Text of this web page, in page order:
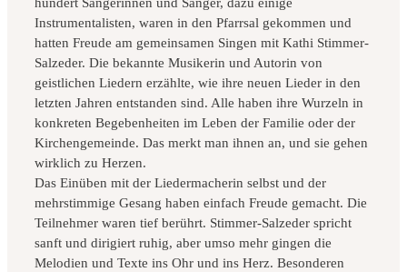
Instrumentalisten, waren in den Pfarrsal gekommen und
hatten Freude am gemeinsamen Singen mit Kathi Stimmer-
Salzeder. Die bekannte Musikerin und Autorin von
geistlichen Liedern erzählte, wie ihre neuen Lieder in den
letzten Jahren entstanden sind. Alle haben ihre Wurzeln in
konkreten Begebenheiten im Leben der Familie oder der
Kirchengemeinde. Das merkt man ihnen an, und sie gehen
wirklich zu Herzen.
Das Einüben mit der Liedermacherin selbst und der
mehrstimmige Gesang haben einfach Freude gemacht. Die
Teilnehmer waren tief berührt. Stimmer-Salzeder spricht
sanft und dirigiert ruhig, aber umso mehr gingen die
Melodien und Texte ins Ohr und ins Herz. Besonderen